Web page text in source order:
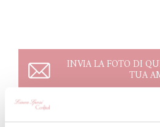
INVIA LA FOTO DI
TUA